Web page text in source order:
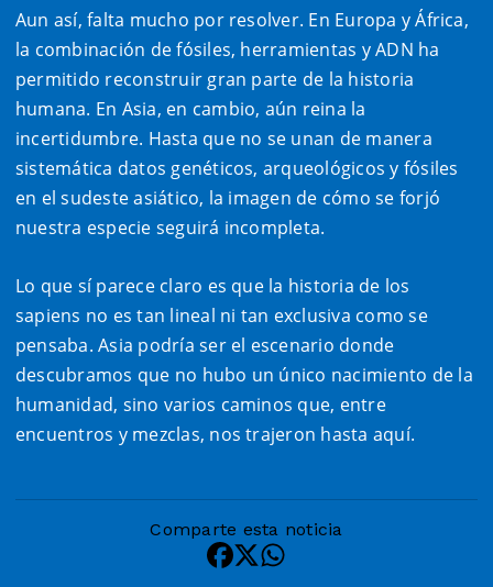
Aun así, falta mucho por resolver. En Europa y África,
la combinación de fósiles, herramientas y ADN ha
permitido reconstruir gran parte de la historia
humana. En Asia, en cambio, aún reina la
incertidumbre. Hasta que no se unan de manera
sistemática datos genéticos, arqueológicos y fósiles
en el sudeste asiático, la imagen de cómo se forjó
nuestra especie seguirá incompleta.
Lo que sí parece claro es que la historia de los
sapiens no es tan lineal ni tan exclusiva como se
pensaba. Asia podría ser el escenario donde
descubramos que no hubo un único nacimiento de la
humanidad, sino varios caminos que, entre
encuentros y mezclas, nos trajeron hasta aquí.
Comparte esta noticia